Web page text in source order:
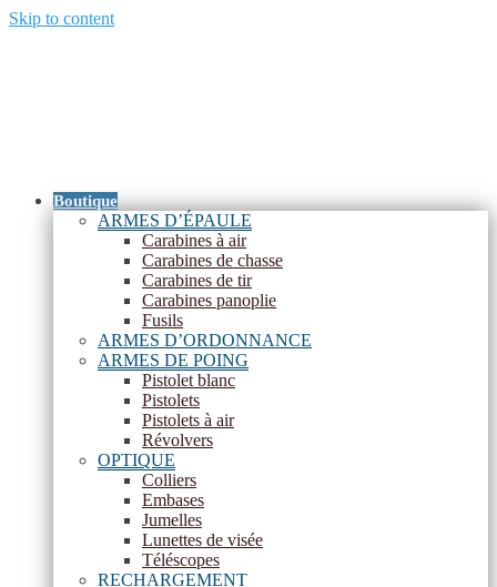
Skip to content
Boutique
ARMES D’ÉPAULE
Carabines à air
Carabines de chasse
Carabines de tir
Carabines panoplie
Fusils
ARMES D’ORDONNANCE
ARMES DE POING
Pistolet blanc
Pistolets
Pistolets à air
Révolvers
OPTIQUE
Colliers
Embases
Jumelles
Lunettes de visée
Téléscopes
RECHARGEMENT